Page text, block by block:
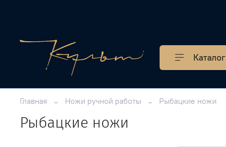
Каталог
Главная Ножи ручной работы Рыбацкие ножи
Рыбацкие ножи